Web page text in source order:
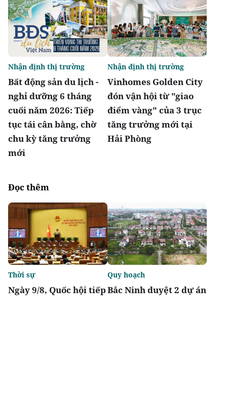
Bất động sản du lịch -
nghỉ dưỡng 6 tháng
cuối năm 2026: Tiếp
tục tái cân bằng, chờ
chu kỳ tăng trưởng
mới
Nhận định thị trường
Vinhomes Golden City
đón vận hội từ "giao
điểm vàng" của 3 trục
tăng trưởng mới tại
Hải Phòng
Nhận định thị trường
Đọc thêm
Ngày 9/8, Quốc hội tiếp
Thời sự
Bắc Ninh duyệt 2 dự án
Quy hoạch